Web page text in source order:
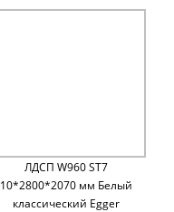
ЛДСП W960 ST7
10*2800*2070 мм Белый
классический Egger